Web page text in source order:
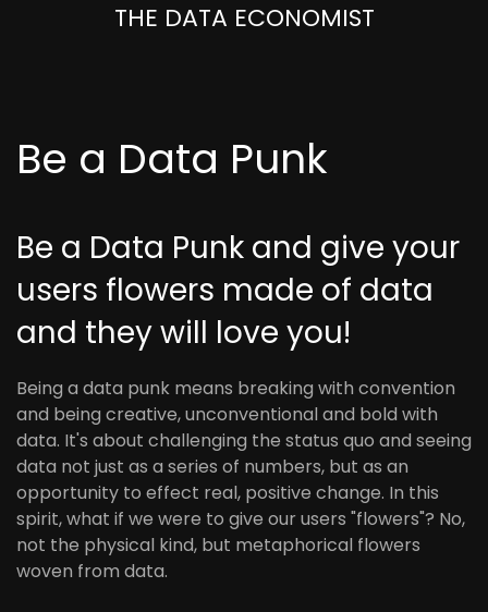
THE DATA ECONOMIST
Be a Data Punk
Be a Data Punk and give your
users flowers made of data
and they will love you!
Being a data punk means breaking with convention
and being creative, unconventional and bold with
data. It's about challenging the status quo and seeing
data not just as a series of numbers, but as an
opportunity to effect real, positive change. In this
spirit, what if we were to give our users "flowers"? No,
not the physical kind, but metaphorical flowers
woven from data.